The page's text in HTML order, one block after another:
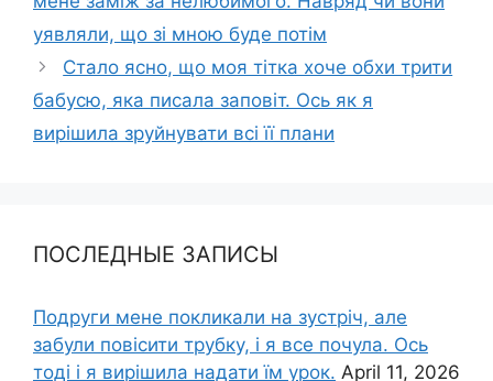
уявляли, що зі мною буде потім
Стало ясно, що моя тітка хоче обхи трити
бабусю, яка писала заповіт. Ось як я
вирішила зруйнувати всі її плани
ПОСЛЕДНЫЕ ЗАПИСЫ
Подруги мене покликали на зустріч, але
забули повісити трубку, і я все почула. Ось
тоді і я вирішила надати їм урок. April 11, 2026